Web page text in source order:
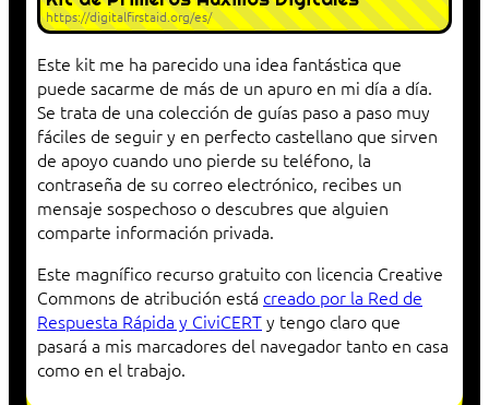
https://digitalfirstaid.org/es/
Este kit me ha parecido una idea fantástica que
puede sacarme de más de un apuro en mi día a día.
Se trata de una colección de guías paso a paso muy
fáciles de seguir y en perfecto castellano que sirven
de apoyo cuando uno pierde su teléfono, la
contraseña de su correo electrónico, recibes un
mensaje sospechoso o descubres que alguien
comparte información privada.
Este magnífico recurso gratuito con licencia Creative
Commons de atribución está creado por la Red de
Respuesta Rápida y CiviCERTy tengo claro que
pasará a mis marcadores del navegador tanto en casa
como en el trabajo.